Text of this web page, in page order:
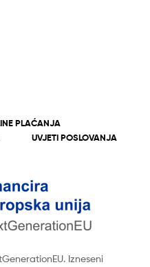
PLAĆANJA
UVJETI POSLOVANJA
Izneseni